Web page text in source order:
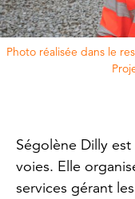
Photo réalisée dans le
Ségolène Dilly
voies. Elle
services gérant